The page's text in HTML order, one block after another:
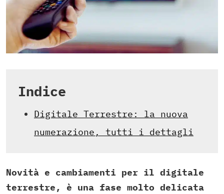
Indice
Digitale Terrestre: la nuova
numerazione, tutti i dettagli
Novità e cambiamenti per il digitale
terrestre, è una fase molto delicata